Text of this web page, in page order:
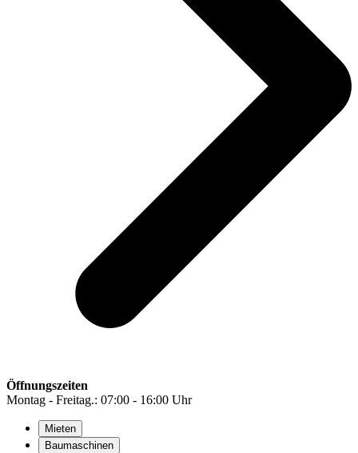
Öffnungszeiten
Montag - Freitag.: 07:00 - 16:00 Uhr
Mieten
Baumaschinen